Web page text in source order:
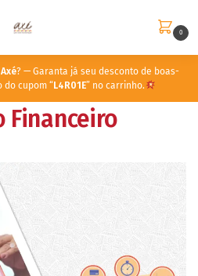
0
? — Garanta já seu desconto de boas-
do cupom “ L4R01E” no carrinho.
Financeiro